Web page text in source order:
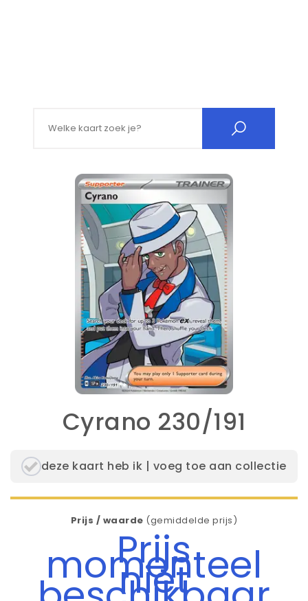
Cyrano 230/191
deze kaart heb ik | voeg toe aan collectie
Prijs / waarde (gemiddelde prijs)
Prijs
momenteel
niet